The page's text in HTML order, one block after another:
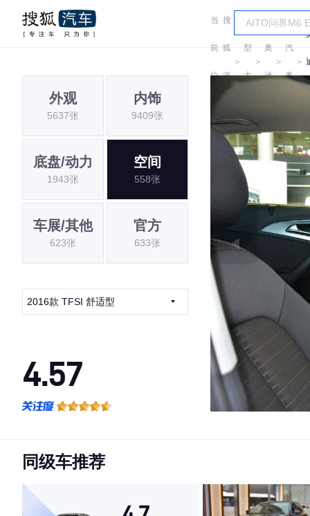
当
前
位
搜
狐
汽
＞
车
型
大
＞
奥
迪
＞
一
汽
奥
＞
外观
5637张
内饰
9409张
底盘/动力
1943张
空间
558张
车展/其他
623张
官方
633张
2016款 TFSI 舒适型
4.57
·空间表现一般，低于54%同级车
同级车推荐